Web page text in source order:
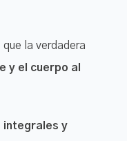
la verdadera
y el cuerpo al
y